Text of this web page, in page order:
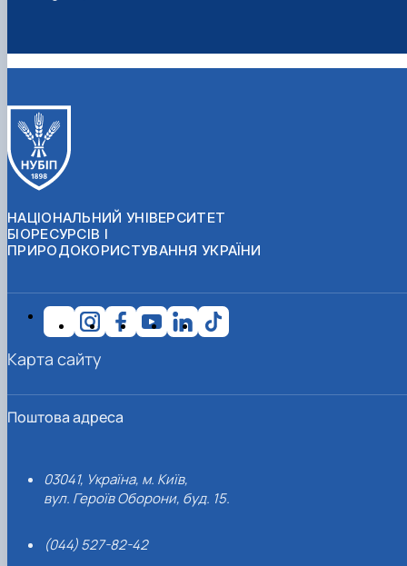
НАЦІОНАЛЬНИЙ УНІВЕРСИТЕТ
БІОРЕСУРСІВ І
ПРИРОДОКОРИСТУВАННЯ УКРАЇНИ
Поштова адреса
03041, Україна, м. Київ,
вул. Героїв Оборони, буд. 15.
(044) 527-82-42
Карта сайту